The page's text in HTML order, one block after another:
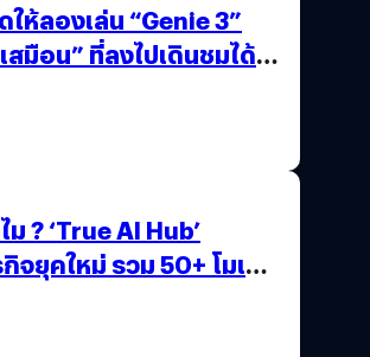
ให้ลองเล่น “Genie 3”
สมือน” ที่ลงไปเดินชมได้
? ‘True AI Hub’
จยุคใหม่ รวม 50+ โมเดล